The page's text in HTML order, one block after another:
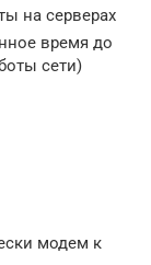
на серверах
время до
сети)
модем к